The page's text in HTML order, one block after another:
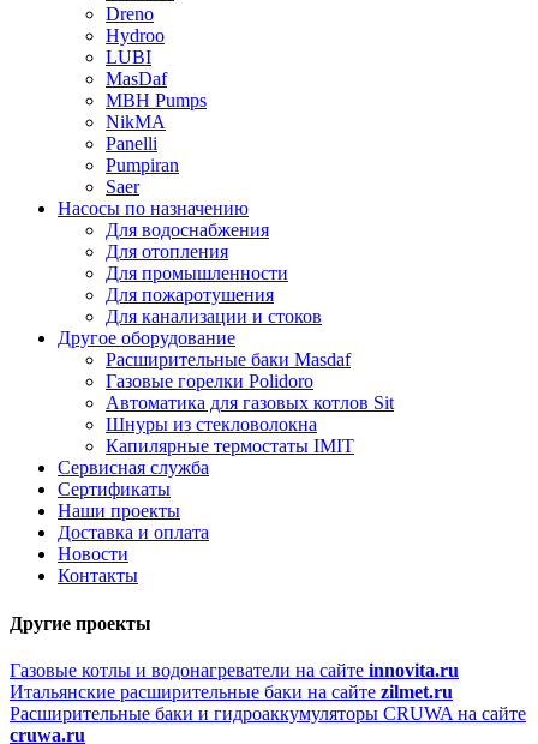
Dreno
Hydroo
LUBI
MasDaf
MBH Pumps
NikMA
Panelli
Pumpiran
Saer
Насосы по назначению
Для водоснабжения
Для отопления
Для промышленности
Для пожаротушения
Для канализации и стоков
Другое оборудование
Расширительные баки Masdaf
Газовые горелки Polidoro
Автоматика для газовых котлов Sit
Шнуры из стекловолокна
Капилярные термостаты IMIT
Сервисная служба
Сертификаты
Наши проекты
Доставка и оплата
Новости
Контакты
Другие проекты
Газовые котлы и водонагреватели на сайте innovita.ru
Итальянские расширительные баки на сайте zilmet.ru
Расширительные баки и гидроаккумуляторы CRUWA на сайте
cruwa.ru